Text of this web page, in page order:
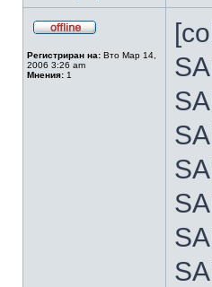
Регистриран на: Вто Мар 14,
2006 3:26 am
Мнения: 1